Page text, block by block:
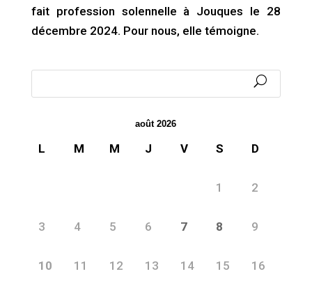
fait profession solennelle à Jouques le 28
décembre 2024. Pour nous, elle témoigne.
août 2026
L M M J V S D
1 2
3 4 5 6 7 8 9
10 11 12 13 14 15 16